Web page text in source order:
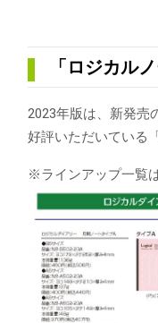
「ロジカル
2023年版は、新発売
好評いただいている
※ラインアップ一覧